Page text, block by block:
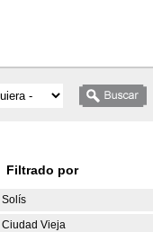
Filtrado por
Solís
Ciudad Vieja